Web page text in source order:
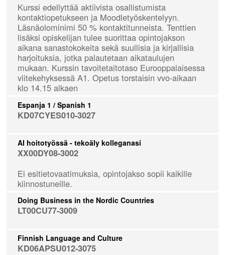
Kurssi edellyttää aktiivista osallistumista
kontaktiopetukseen ja Moodletyöskentelyyn.
Läsnäolominimi 50 % kontaktitunneista. Tenttien
lisäksi opiskelijan tulee suorittaa opintojakson
aikana sanastokokeita sekä suullisia ja kirjallisia
harjoituksia, jotka palautetaan aikataulujen
mukaan. Kurssin tavoitetaitotaso Eurooppalaisessa
viitekehyksessä A1. Opetus torstaisin vvo-aikaan
klo 14.15 alkaen
Espanja 1 / Spanish 1
KD07CYES010-3027
AI hoitotyössä - tekoäly kolleganasi
XX00DY08-3002
Ei esitietovaatimuksia, opintojakso sopii kaikille
kiinnostuneille.
Doing Business in the Nordic Countries
LT00CU77-3009
Finnish Language and Culture
KD06APSU012-3075